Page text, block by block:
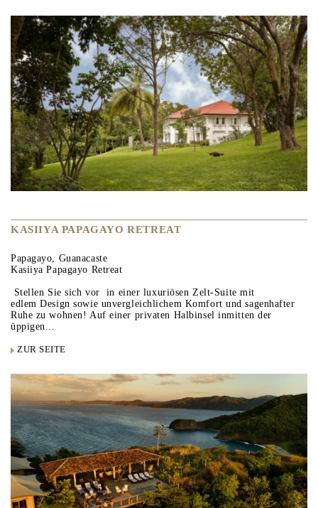
KASIIYA PAPAGAYO RETREAT
Papagayo, Guanacaste
Kasiiya Papagayo Retreat
Stellen Sie sich vor in einer luxuriösen Zelt-Suite mit
edlem Design sowie unvergleichlichem Komfort und sagenhafter
Ruhe zu wohnen! Auf einer privaten Halbinsel inmitten der
üppigen...
ZUR SEITE